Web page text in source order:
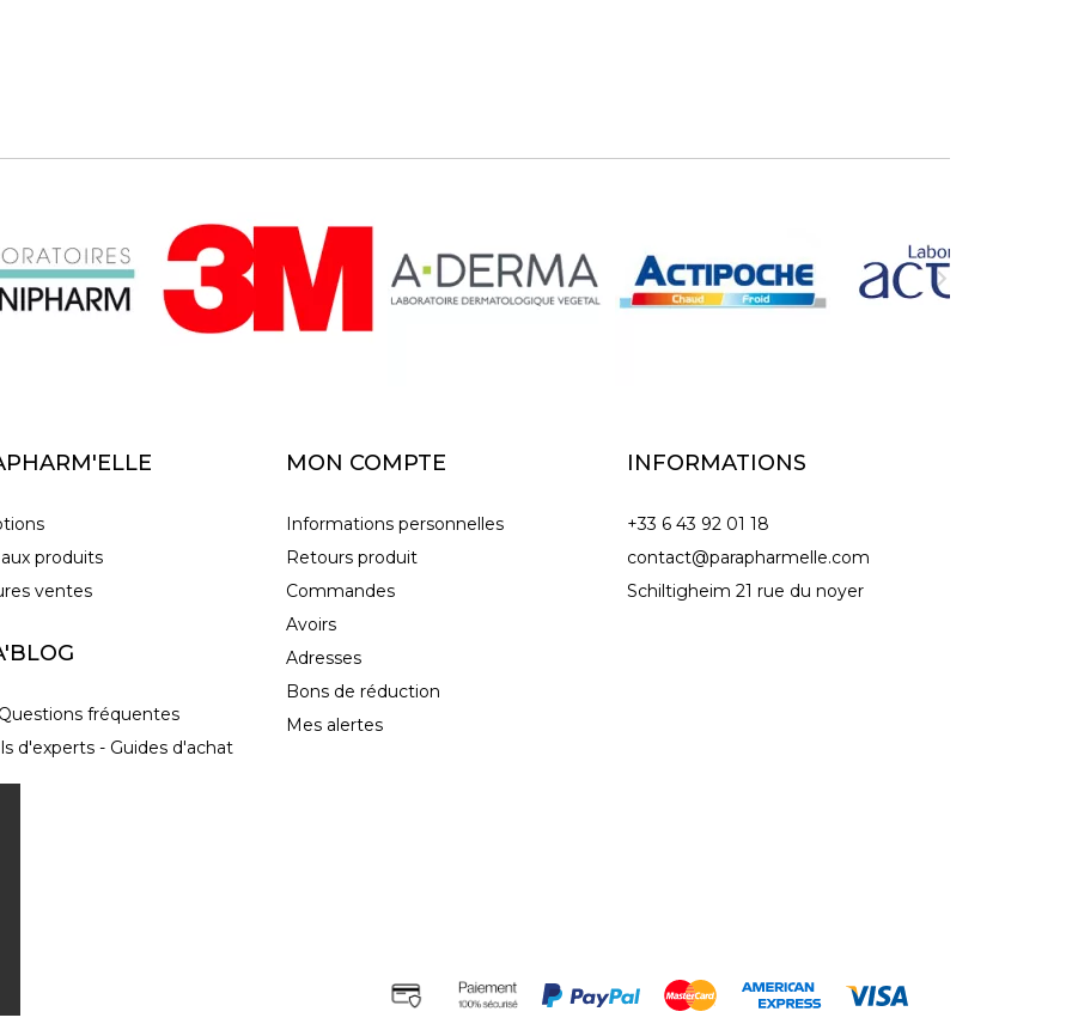

produits
ventes
fréquentes
d'experts - Guides d'achat
MON COMPTE
Informations personnelles
Retours produit
Commandes
Avoirs
Adresses
Bons de réduction
Mes alertes
INFORMATIONS
+33 6 43 92 01 18
contact@parapharmelle.com
Schiltigheim 21 rue du noyer